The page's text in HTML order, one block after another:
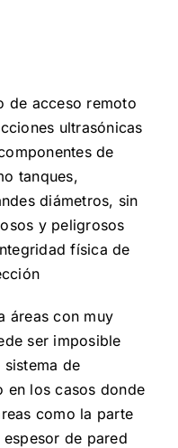
de acceso remoto
ultrasónicas
de
tanques,
diámetros, sin
y peligrosos
física de
áreas con muy
ser imposible
de
en los casos donde
como la parte
de pared